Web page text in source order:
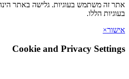
אתר זה משתמש בעוגיות. גלישה באתר
בעוגיות הללו.
אישור×
Cookie and Privacy Settings